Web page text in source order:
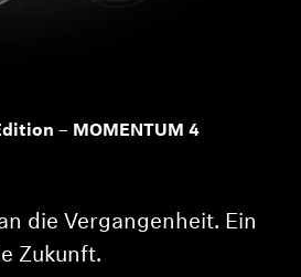
– MOMENTUM 4
die Vergangenheit. Ein
Zukunft.